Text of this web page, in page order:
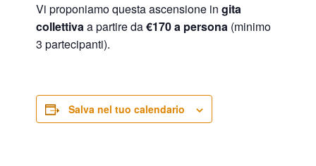
Vi proponiamo questa ascensione ingita
collettivaa partire da€170 a persona (minimo
3 partecipanti).
Salva nel tuo calendario